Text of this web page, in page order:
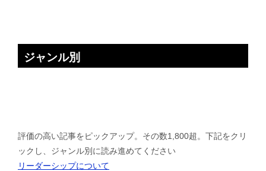
ジャンル別
評価の高い記事をピックアップ。その数1,800超。下記をクリ
ックし、ジャンル別に読み進めてください
リーダーシップについて